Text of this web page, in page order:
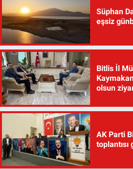
Süphan
eşsiz
Bitlis İl
olsun
AK Parti